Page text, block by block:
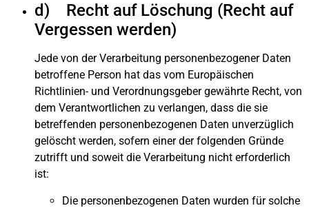
d) Recht auf Löschung (Recht auf
Vergessen werden)
Jede von der Verarbeitung personenbezogener Daten
betroffene Person hat das vom Europäischen
Richtlinien- und Verordnungsgeber gewährte Recht, von
dem Verantwortlichen zu verlangen, dass die sie
betreffenden personenbezogenen Daten unverzüglich
gelöscht werden, sofern einer der folgenden Gründe
zutrifft und soweit die Verarbeitung nicht erforderlich
ist:
Die personenbezogenen Daten wurden für solche